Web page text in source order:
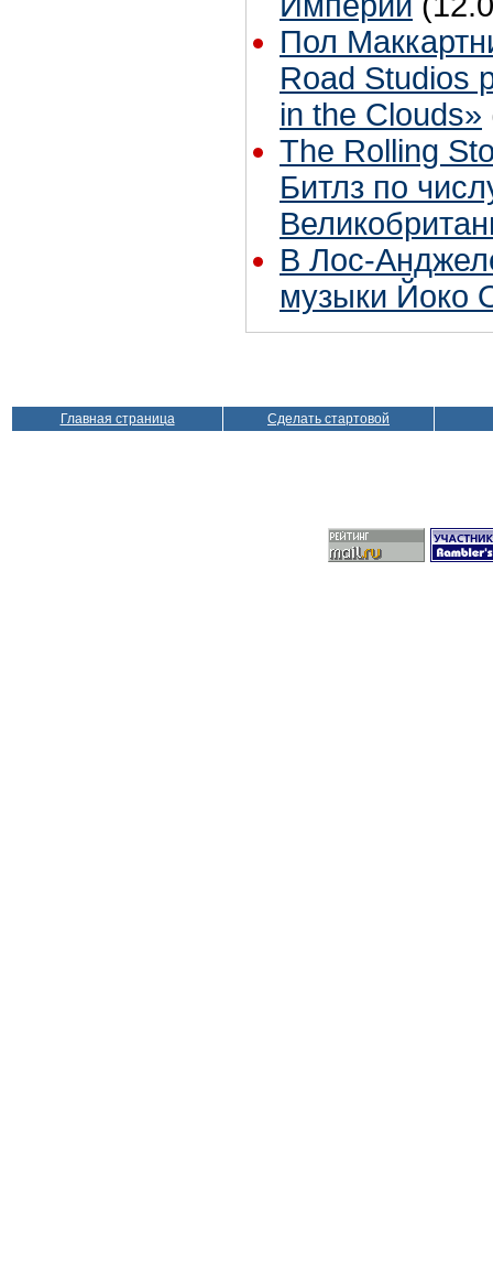
Пол
Road Studios
in the Clouds»
The Rolling
Битлз по
В Лос-
музыки Йоко
Главная страница Сделать стартовой